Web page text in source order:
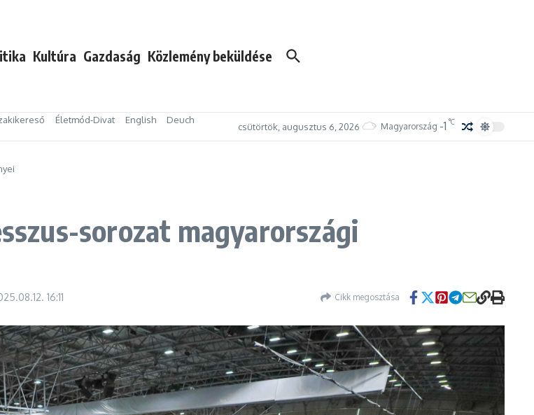
Kultúra Gazdaság Közlemény beküldése
Életmód-Divat English
Deuch
csütörtök, augusztus 6, 2026 Magyarország -1 °C
sorozat magyarországi
16:11 Cikk megosztása